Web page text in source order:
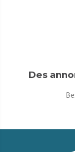
Des